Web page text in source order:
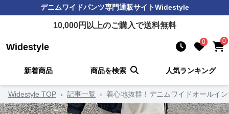
デニムワイドパンツ専門通販サイトWidestyle
10,000円以上のご購入で送料無料
Widestyle 0 0
新着商品 商品を検索 人気ランキング
Widestyle TOP › 記事一覧 › 着心地抜群！デニムワイドオールイ